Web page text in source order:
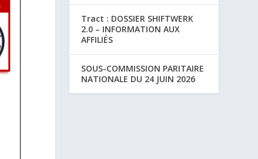
Tract : DOSSIER SHIFTWERK
2.0 – INFORMATION AUX
AFFILIÉS
SOUS-COMMISSION PARITAIRE
NATIONALE DU 24 JUIN 2026